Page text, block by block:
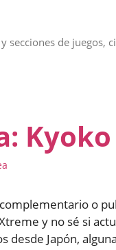
secciones de juegos,
o
y no sé si
desde Japón,